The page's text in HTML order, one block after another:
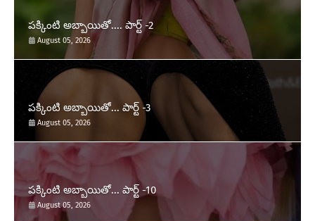
పక్కింటి అబ్బాయితో.... పార్ట్ -2
August 05, 2026
పక్కింటి అబ్బాయితో... పార్ట్ -3
August 05, 2026
పక్కింటి అబ్బాయితో... పార్ట్ -10
August 05, 2026